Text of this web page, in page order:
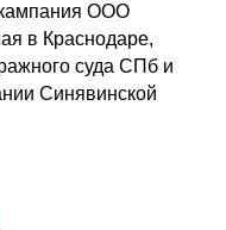
ООО
в Краснодаре,
суда СПб и
Синявинской